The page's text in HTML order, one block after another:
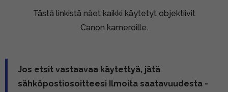
Tästä linkistä näet kaikki käytetyt objektiivit
Canon kameroille.
Jos etsit vastaavaa käytettyä, jätä
sähköpostiosoitteesi Ilmoita saatavuudesta -